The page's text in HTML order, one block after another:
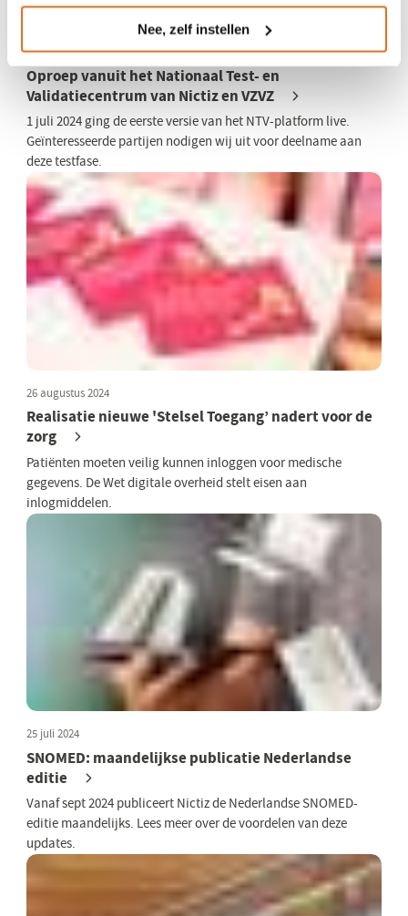
Nee, zelf instellen
27 augustus 2024
Oproep vanuit het Nationaal Test- en
Validatiecentrum van Nictiz en VZVZ
1 juli 2024 ging de eerste versie van het NTV-platform live.
Geïnteresseerde partijen nodigen wij uit voor deelname aan
deze testfase.
26 augustus 2024
Realisatie nieuwe 'Stelsel Toegang’ nadert voor de
zorg
Patiënten moeten veilig kunnen inloggen voor medische
gegevens. De Wet digitale overheid stelt eisen aan
inlogmiddelen.
25 juli 2024
SNOMED: maandelijkse publicatie Nederlandse
editie
Vanaf sept 2024 publiceert Nictiz de Nederlandse SNOMED-
editie maandelijks. Lees meer over de voordelen van deze
updates.